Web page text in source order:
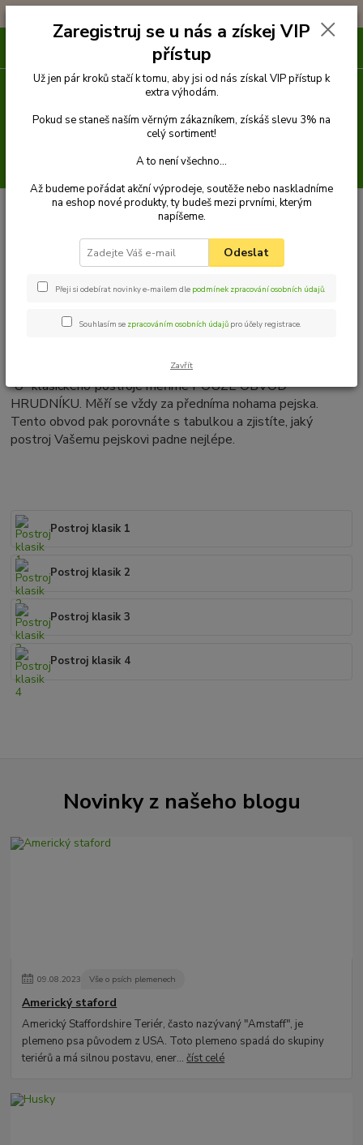
Venčení Postroje a kšírky Klasické postroje
Klasické postroje
U “klasického“postroje měříme POUZE OBVOD
HRUDNÍKU. Měří se vždy za předníma nohama pejska.
Tento obvod pak porovnáte s tabulkou a zjistíte, jaký
postroj Vašemu pejskovi padne nejlépe.
Postroj klasik 1
Postroj klasik 2
Postroj klasik 3
Postroj klasik 4
Novinky z našeho blogu
09.08.2023 Vše o psích plemenech
Americký staford
Americký Staffordshire Teriér, často nazývaný "Amstaff", je
plemeno psa původem z USA. Toto plemeno spadá do skupiny
teriérů a má silnou postavu, ener...číst celé
Zaregistruj se u nás a získej VIP
přístup
Už jen pár kroků stačí k tomu, aby jsi od nás získal VIP přístup k
extra výhodám.
Pokud se staneš naším věrným zákazníkem, získáš slevu 3% na
celý sortiment!
A to není všechno...
Až budeme pořádat akční výprodeje, soutěže nebo naskladníme
na eshop nové produkty, ty budeš mezi prvními, kterým
napíšeme.
Odeslat
Přeji si odebírat novinky e-mailem dle podmínek zpracování osobních údajů.
Souhlasím se zpracováním osobních údajů pro účely registrace.
Zavřít